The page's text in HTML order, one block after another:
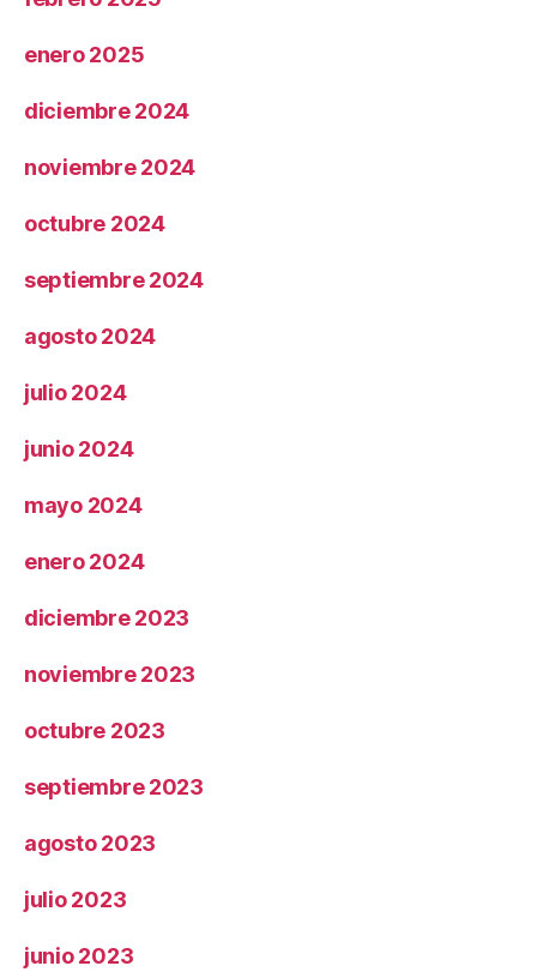
enero 2025
diciembre 2024
noviembre 2024
octubre 2024
septiembre 2024
agosto 2024
julio 2024
junio 2024
mayo 2024
enero 2024
diciembre 2023
noviembre 2023
octubre 2023
septiembre 2023
agosto 2023
julio 2023
junio 2023